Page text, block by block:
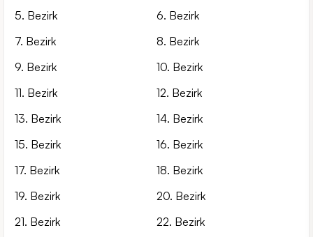
5. Bezirk
6. Bezirk
7. Bezirk
8. Bezirk
9. Bezirk
10. Bezirk
11. Bezirk
12. Bezirk
13. Bezirk
14. Bezirk
15. Bezirk
16. Bezirk
17. Bezirk
18. Bezirk
19. Bezirk
20. Bezirk
21. Bezirk
22. Bezirk